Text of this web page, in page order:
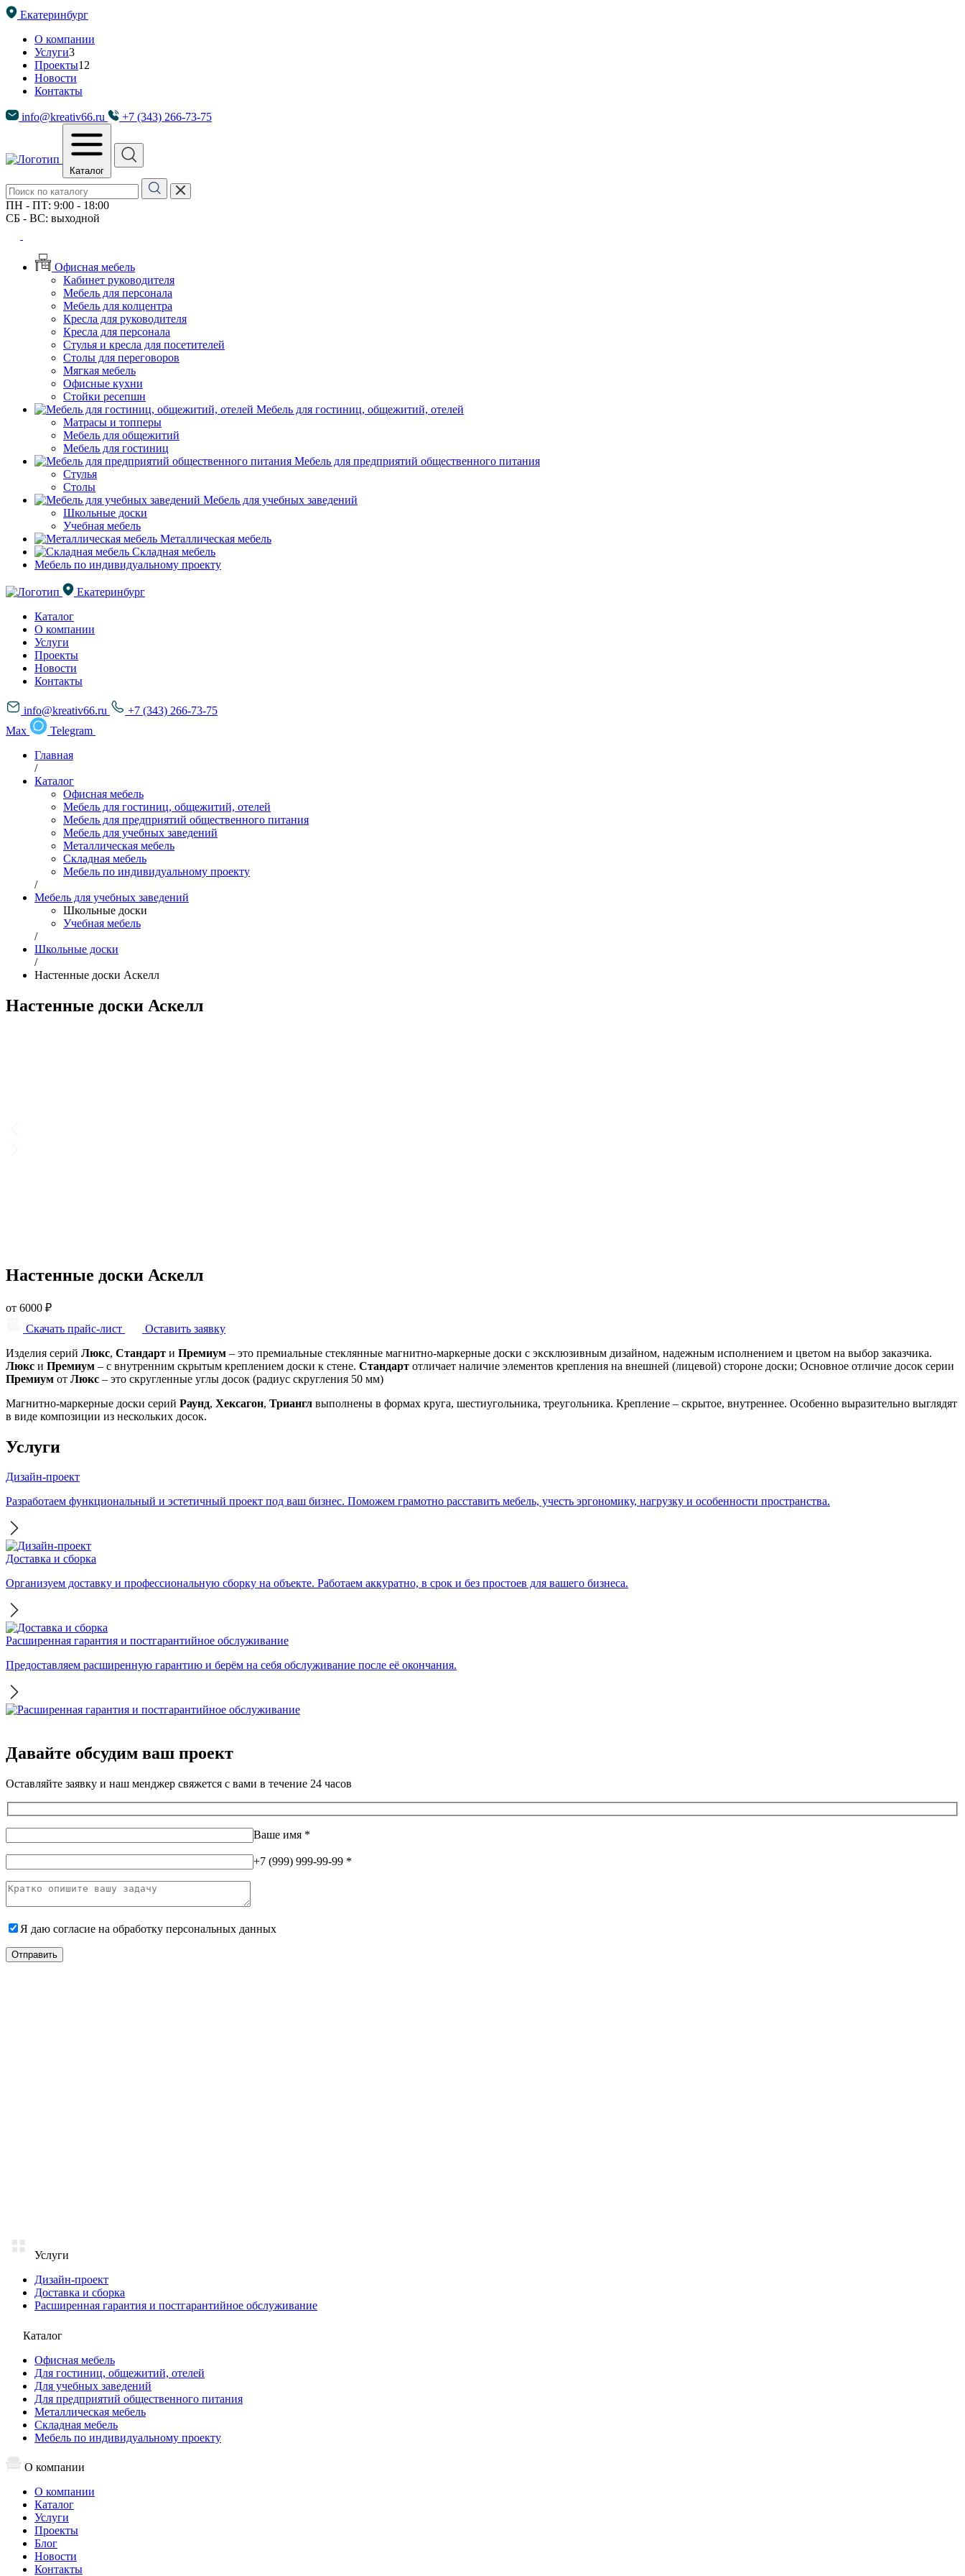
Екатеринбург
О компании
Услуги3
Проекты12
Новости
Контакты
info@kreativ66.ru +7 (343) 266-73-75
Каталог
ПН - ПТ: 9:00 - 18:00
СБ - ВС: выходной
Офисная мебель
Кабинет руководителя
Мебель для персонала
Мебель для колцентра
Кресла для руководителя
Кресла для персонала
Стулья и кресла для посетителей
Столы для переговоров
Мягкая мебель
Офисные кухни
Стойки ресепшн
Мебель для гостиниц, общежитий, отелей
Матрасы и топперы
Мебель для общежитий
Мебель для гостиниц
Мебель для предприятий общественного питания
Стулья
Столы
Мебель для учебных заведений
Школьные доски
Учебная мебель
Металлическая мебель
Складная мебель
Мебель по индивидуальному проекту
Екатеринбург
Каталог
О компании
Услуги
Проекты
Новости
Контакты
info@kreativ66.ru
+7 (343) 266-73-75
Max
Telegram
Главная
/
Каталог
Офисная мебель
Мебель для гостиниц, общежитий, отелей
Мебель для предприятий общественного питания
Мебель для учебных заведений
Металлическая мебель
Складная мебель
Мебель по индивидуальному проекту
/
Мебель для учебных заведений
Школьные доски
Учебная мебель
/
Школьные доски
/
Настенные доски Аскелл
Настенные доски Аскелл
Настенные доски Аскелл
от 6000 ₽
Скачать прайс-лист
Оставить заявку
Изделия серий Люкс, Стандарт и Премиум – это премиальные стеклянные магнитно-маркерные доски с эксклюзивным дизайном, надежным исполнением и цветом на выбор заказчика.
Люкс и Премиум – с внутренним скрытым креплением доски к стене. Стандарт отличает наличие элементов крепления на внешней (лицевой) стороне доски; Основное отличие досок серии
Премиум от Люкс – это скругленные углы досок (радиус скругления 50 мм)
Магнитно-маркерные доски серий Раунд, Хексагон, Триангл выполнены в формах круга, шестиугольника, треугольника. Крепление – скрытое, внутреннее. Особенно выразительно выглядят
в виде композиции из нескольких досок.
Услуги
Дизайн-проект
Разработаем функциональный и эстетичный проект под ваш бизнес. Поможем грамотно расставить мебель, учесть эргономику, нагрузку и особенности пространства.
Доставка и сборка
Организуем доставку и профессиональную сборку на объекте. Работаем аккуратно, в срок и без простоев для вашего бизнеса.
Расширенная гарантия и постгарантийное обслуживание
Предоставляем расширенную гарантию и берём на себя обслуживание после её окончания.
Давайте обсудим ваш проект
Оставляйте заявку и наш менджер свяжется с вами в течение 24 часов
Ваше имя *
+7 (999) 999-99-99 *
Я даю согласие на обработку персональных данных
Услуги
Дизайн-проект
Доставка и сборка
Расширенная гарантия и постгарантийное обслуживание
Каталог
Офисная мебель
Для гостиниц, общежитий, отелей
Для учебных заведений
Для предприятий общественного питания
Металлическая мебель
Складная мебель
Мебель по индивидуальному проекту
О компании
О компании
Каталог
Услуги
Проекты
Блог
Новости
Контакты